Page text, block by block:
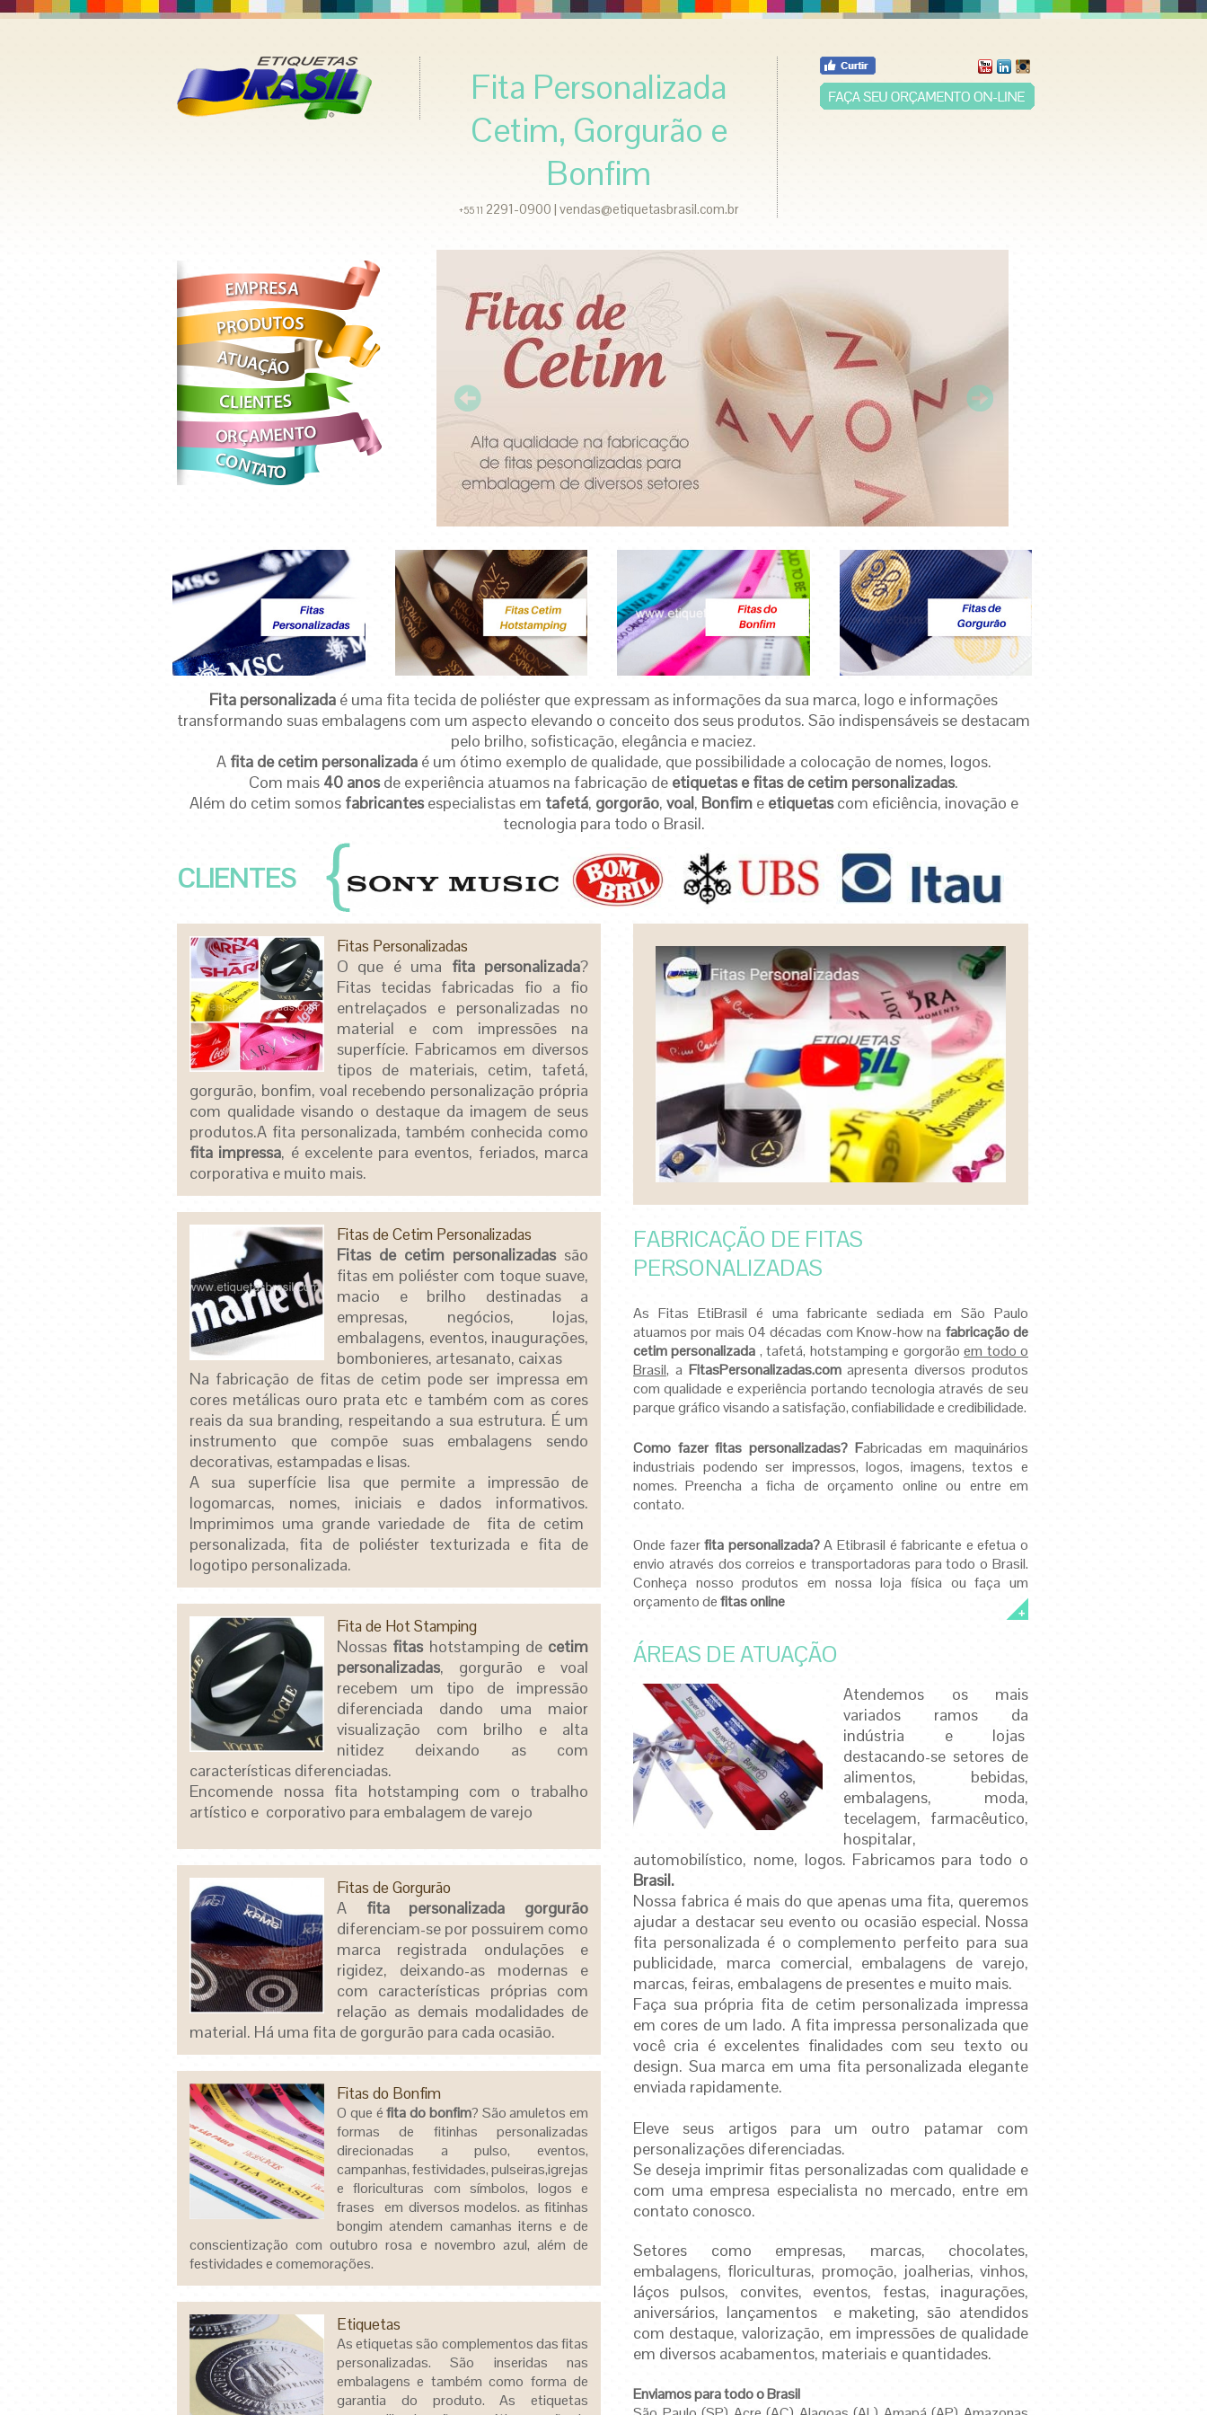
Fita Personalizada
Cetim, Gorgurão e
Bonfim
+55 11 2291-0900 | vendas@etiquetasbrasil.com.br
Fita personalizada é uma fita tecida de poliéster que expressam as informações da sua marca, logo e informações
transformando suas embalagens com um aspecto elevando o conceito dos seus produtos. São indispensáveis se destacam
pelo brilho, sofisticação, elegância e maciez.
A fita de cetim personalizadaé um ótimo exemplo de qualidade, que possibilidade a colocação de nomes, logos.
Com mais 40 anosde experiência atuamos na fabricação de etiquetas e fitas de cetim personalizadas.
Além do cetim somos fabricantesespecialistas em tafetá, gorgorão, voal, Bonfime etiquetascom eficiência, inovação e
tecnologia para todo o Brasil.
CLIENTES
Fitas Personalizadas
O que é uma fita personalizada?
Fitas tecidas fabricadas fio a fio
entrelaçados e personalizadas no
material e com impressões na
superfície. Fabricamos em diversos
tipos de materiais, cetim, tafetá,
gorgurão, bonfim, voal recebendo personalização própria
com qualidade visando o destaque da imagem de seus
produtos.A fita personalizada, também conhecida como
fita impressa, é excelente para eventos, feriados, marca
corporativa e muito mais.
Fitas de Cetim Personalizadas
Fitas de cetim personalizadas são
fitas em poliéster com toque suave,
macio e brilho destinadas a
empresas, negócios, lojas,
embalagens, eventos, inaugurações,
bombonieres, artesanato, caixas
Na fabricação de fitas de cetim pode ser impressa em
cores metálicas ouro prata etc e também com as cores
reais da sua branding, respeitando a sua estrutura. É um
instrumento que compõe suas embalagens sendo
decorativas, estampadas e lisas.
A sua superfície lisa que permite a impressão de
logomarcas, nomes, iniciais e dados informativos.
Imprimimos uma grande variedade de fita de cetim
personalizada, fita de poliéster texturizada e fita de
logotipo personalizada.
Fita de Hot Stamping
Nossas fitashotstamping de cetim
personalizadas, gorgurão e voal
recebem um tipo de impressão
diferenciada dando uma maior
visualização com brilho e alta
nitidez deixando as com
características diferenciadas.
Encomende nossa fita hotstamping com o trabalho
artístico e corporativo para embalagem de varejo
Fitas de Gorgurão
A fita personalizada
gorgurão
diferenciam-se por possuirem como
marca registrada ondulações e
rigidez, deixando-as modernas e
com características próprias com
relação as demais modalidades de
material. Há uma fita de gorgurão para cada ocasião.
Fitas do Bonfim
O que éfita do bonfim? São amuletos em
formas de fitinhas personalizadas
direcionadas a pulso, eventos,
campanhas, festividades, pulseiras,igrejas
e floriculturas com símbolos, logos e
frases em diversos modelos. as fitinhas
bongim atendem camanhas iterns e de
conscientização com outubro rosa e novembro azul, além de
festividades e comemorações.
Etiquetas
As etiquetas são complementos das fitas
personalizadas. São inseridas nas
embalagens e também como forma de
garantia do produto. As etiquetas
FABRICAÇÃO DE FITAS
PERSONALIZADAS
As Fitas EtiBrasil é uma fabricante sediada em São Paulo
atuamos por mais 04 décadas com Know-how na fabricação de
cetim personalizada , tafetá, hotstamping e gorgorãoem todo o
Brasil, a FitasPersonalizadas.comapresenta diversos produtos
com qualidade e experiência portando tecnologia através de seu
parque gráfico visando a satisfação, confiabilidade e credibilidade.
Como fazerfitas personalizadas? Fabricadas em maquinários
industriais podendo ser impressos, logos, imagens, textos e
nomes. Preencha a ficha de orçamento online ou entre em
contato.
Onde fazerfita personalizada?A Etibrasil é fabricante e efetua o
envio através dos correios e transportadoras para todo o Brasil.
Conheça nosso produtos em nossa loja física ou faça um
orçamento defitas online
ÁREAS DE ATUAÇÃO
Atendemos os mais
variados ramos da
indústria e lojas
destacando-se setores de
alimentos, bebidas,
embalagens, moda,
tecelagem, farmacêutico,
hospitalar,
automobilístico, nome, logos. Fabricamos para todo o
Brasil.
Nossa fabrica é mais do que apenas uma fita, queremos
ajudar a destacar seu evento ou ocasião especial. Nossa
fita personalizada é o complemento perfeito para sua
publicidade, marca comercial, embalagens de varejo,
marcas, feiras, embalagens de presentes e muito mais.
Faça sua própria fita de cetim personalizada impressa
em cores de um lado. A fita impressa personalizada que
você cria é excelentes finalidades com seu texto ou
design. Sua marca em uma fita personalizada elegante
enviada rapidamente.
Eleve seus artigos para um outro patamar com
personalizações diferenciadas.
Se deseja imprimir fitas personalizadas com qualidade e
com uma empresa especialista no mercado, entre em
contato conosco.
Setores como empresas, marcas, chocolates,
embalagens, floriculturas, promoção, joalherias, vinhos,
láços pulsos, convites, eventos, festas, inagurações,
aniversários, lançamentos e maketing, são atendidos
com destaque, valorização, em impressões de qualidade
em diversos acabamentos, materiais e quantidades.
Enviamos para todo o Brasil